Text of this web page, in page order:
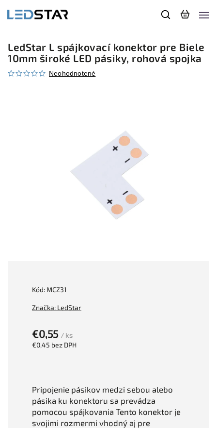
LedStar L spájkovací konektor pre Biele
10mm široké LED pásiky, rohová spojka
Neohodnotené
Kód: MCZ31
Značka: LedStar
€0,55 / ks
€0,45 bez DPH
Pripojenie pásikov medzi sebou alebo
pásika ku konektoru sa prevádza
pomocou spájkovania Tento konektor je
svojimi rozmermi vhodný aj pre